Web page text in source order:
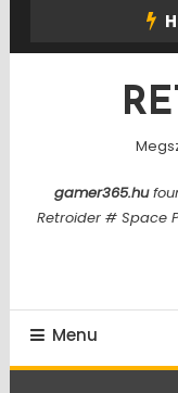
gamer365.hu
Retroider # Space
Menu